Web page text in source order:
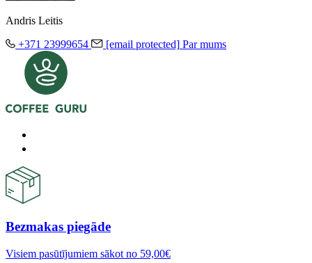
Andris Leitis
+371 23999654
[email protected] Par mums
Bezmakas piegāde
Visiem pasūtījumiem sākot no 59,00€